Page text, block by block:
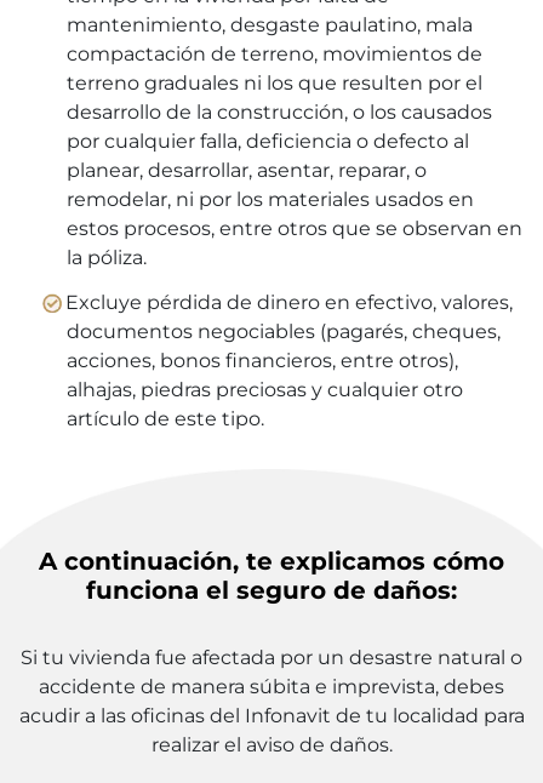
mantenimiento, desgaste paulatino, mala
compactación de terreno, movimientos de
terreno graduales ni los que resulten por el
desarrollo de la construcción, o los causados
por cualquier falla, deficiencia o defecto al
planear, desarrollar, asentar, reparar, o
remodelar, ni por los materiales usados en
estos procesos, entre otros que se observan en
la póliza.
Excluye pérdida de dinero en efectivo, valores,
documentos negociables (pagarés, cheques,
acciones, bonos financieros, entre otros),
alhajas, piedras preciosas y cualquier otro
artículo de este tipo.
A continuación, te explicamos cómo
funciona el seguro de daños:
Si tu vivienda fue afectada por un desastre natural o
accidente de manera súbita e imprevista, debes
acudir a las oficinas del Infonavit de tu localidad para
realizar el aviso de daños.